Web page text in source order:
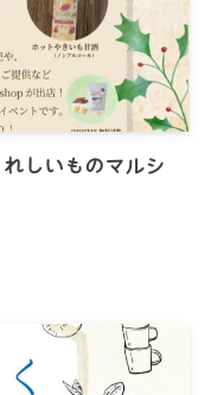
しいものマルシ